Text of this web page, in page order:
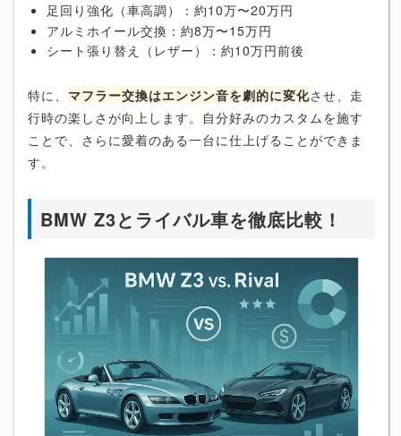
足回り強化（車高調）：約10万〜20万円
アルミホイール交換：約8万〜15万円
シート張り替え（レザー）：約10万円前後
特に、 マフラー交換はエンジン音を劇的に変化させ、走
行時の楽しさが向上します。自分好みのカスタムを施す
ことで、さらに愛着のある一台に仕上げることができま
す。
BMW Z3とライバル車を徹底比較！